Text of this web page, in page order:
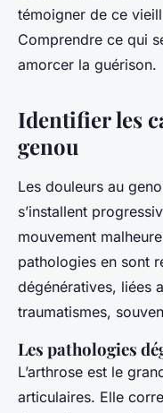
témoigner de ce
Comprendre ce qui
amorcer la guérison.
Identifier les
genou
Les douleurs au
s’installent
mouvement
pathologies en sont
dégénératives, liées
traumatismes,
Les pathologies
L’arthrose est le
articulaires. Elle